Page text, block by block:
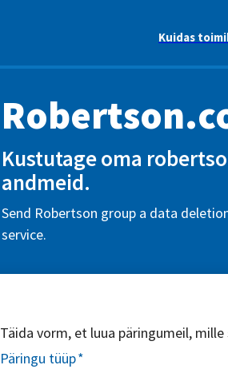
Kuidas
Kustutage oma
andmeid.
Send Robertson group a data
service.
Täida vorm, et luua päringumeil,
Päringu tüüp*